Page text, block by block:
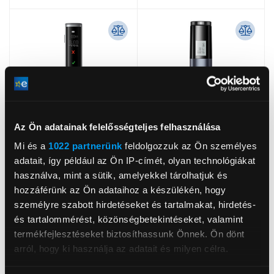
Az Ön adatainak felelősségteljes felhasználása
Mi és a 1022 partnerünk feldolgozzuk az Ön személyes
adatait, így például az Ön IP-címét, olyan technológiákat
használva, mint a sütik, amelyekkel tárolhatjuk és
hozzáférünk az Ön adataihoz a készülékén, hogy
személyre szabott hirdetéseket és tartalmakat, hirdetés-
és tartalommérést, közönségbetekintéseket, valamint
termékfejlesztéseket biztosíthassunk Önnek. Ön dönt
arról, hogy ki használja az adatait és milyen célra.
Baseus SafeJourney Pro
alkoholteszter, szürke
(CRCX060014)
27 999 Ft
Baseus Digital
alkoholteszter, fekete
(CRCX01)
11 999 Ft